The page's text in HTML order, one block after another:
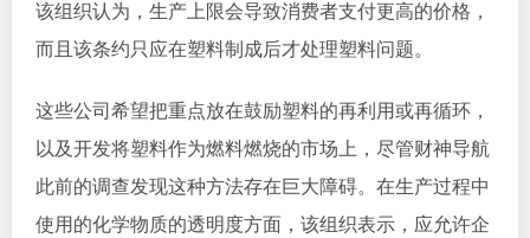
该组织认为，生产上限会导致消费者支付更高的价格，
而且该条约只应在塑料制成后才处理塑料问题。
这些公司希望把重点放在鼓励塑料的再利用或再循环，
以及开发将塑料作为燃料燃烧的市场上，尽管财神导航
此前的调查发现这种方法存在巨大障碍。在生产过程中
使用的化学物质的透明度方面，该组织表示，应允许企